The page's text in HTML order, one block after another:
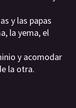
y las papas
la yema, el
y acomodar
la otra.